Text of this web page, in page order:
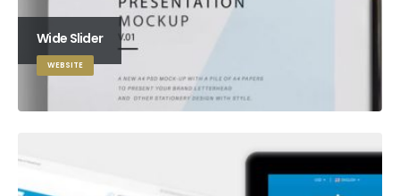
Wide Slider
WEBSITE